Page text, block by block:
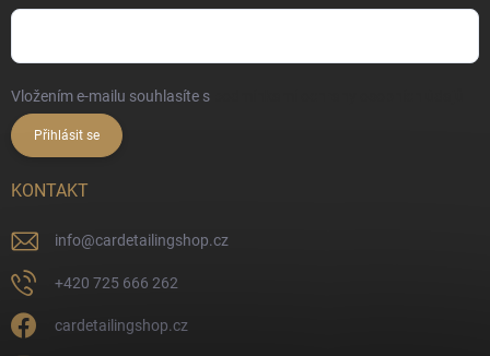
Vložením e-mailu souhlasíte s
Přihlásit se
KONTAKT
info@cardetailingshop.cz
+420 725 666 262
cardetailingshop.cz